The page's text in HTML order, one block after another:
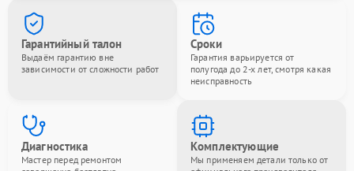
Гарантийный талон
Выдаём гарантию вне
зависимости от сложности работ
Сроки
Гарантия варьируется от
полугода до 2-х лет, смотря какая
неисправность
Диагностика
Мастер перед ремонтом
Комплектующие
Мы применяем детали только от